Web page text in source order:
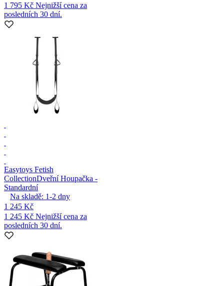
1 795 Kč Nejnižší cena za
posledních 30 dní.
Easytoys Fetish
CollectionDveřní Houpačka -
Standardní
Na skladě: 1-2 dny
1 245 Kč
1 245 Kč Nejnižší cena za
posledních 30 dní.